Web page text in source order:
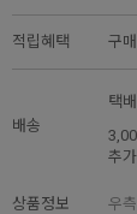
적립혜택 구매
배송
택
추
상품정보 우